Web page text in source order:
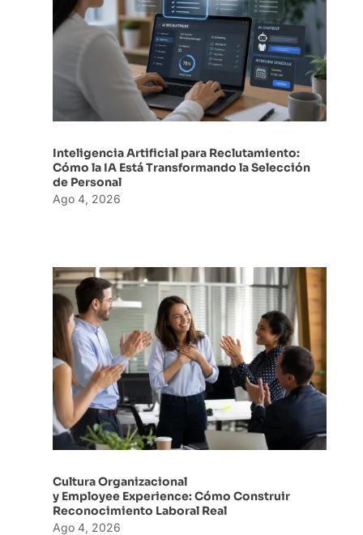
Inteligencia Artificial para Reclutamiento:
Cómo la IA Está Transformando la Selección
de Personal
Ago 4, 2026
Cultura Organizacional
y Employee Experience: Cómo Construir
Reconocimiento Laboral Real
Ago 4, 2026